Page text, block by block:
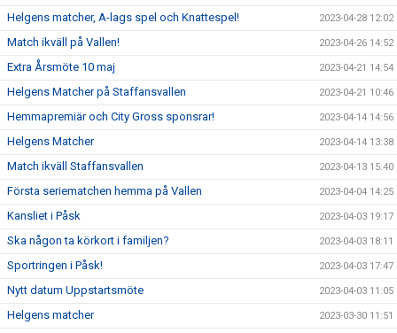
Helgens matcher, A-lags spel och Knattespel! 2023-04-28 12:02
Match ikväll på Vallen! 2023-04-26 14:52
Extra Årsmöte 10 maj 2023-04-21 14:54
Helgens Matcher på Staffansvallen 2023-04-21 10:46
Hemmapremiär och City Gross sponsrar! 2023-04-14 14:56
Helgens Matcher 2023-04-14 13:38
Match ikväll Staffansvallen 2023-04-13 15:40
Första seriematchen hemma på Vallen 2023-04-04 14:25
Kansliet i Påsk 2023-04-03 19:17
Ska någon ta körkort i familjen? 2023-04-03 18:11
Sportringen i Påsk! 2023-04-03 17:47
Nytt datum Uppstartsmöte 2023-04-03 11:05
Helgens matcher 2023-03-30 11:51